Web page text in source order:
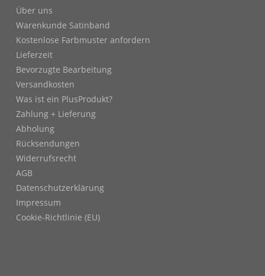
Über uns
Warenkunde Satinband
Kostenlose Farbmuster anfordern
Lieferzeit
Bevorzugte Bearbeitung
Versandkosten
Was ist ein PlusProdukt?
Zahlung + Lieferung
Abholung
Rücksendungen
Widerrufsrecht
AGB
Datenschutzerklärung
Impressum
Cookie-Richtlinie (EU)